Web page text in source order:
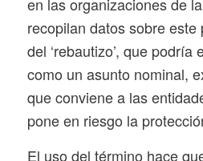
recopilan datos sobre este
del ‘rebautizo’, que podría
como un asunto nominal,
que conviene a las
pone en riesgo la
El uso del término hace